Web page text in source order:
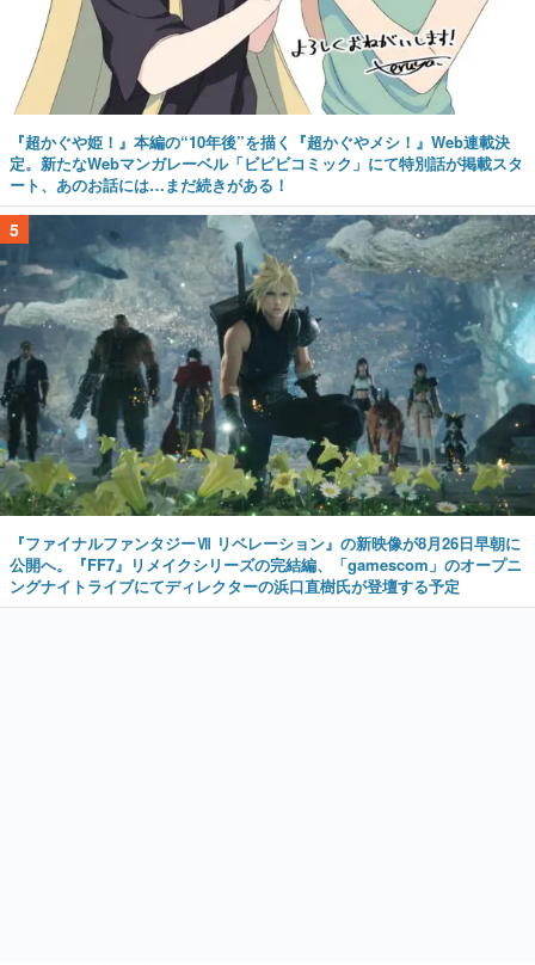
『超かぐや姫！』本編の“10年後”を描く『超かぐやメシ！』Web連載決
定。新たなWebマンガレーベル「ビビビコミック」にて特別話が掲載スタ
ート、あのお話には…まだ続きがある！
5
『ファイナルファンタジーⅦ リベレーション』の新映像が8月26日早朝に
公開へ。『FF7』リメイクシリーズの完結編、「gamescom」のオープニ
ングナイトライブにてディレクターの浜口直樹氏が登壇する予定